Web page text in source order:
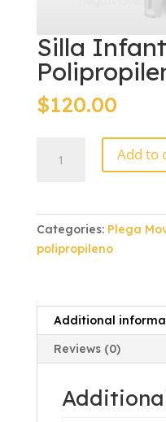
Silla
$120.00
Infantil
quantity
Add to
Categories: Plega
polipropileno
Additional
Reviews (0)